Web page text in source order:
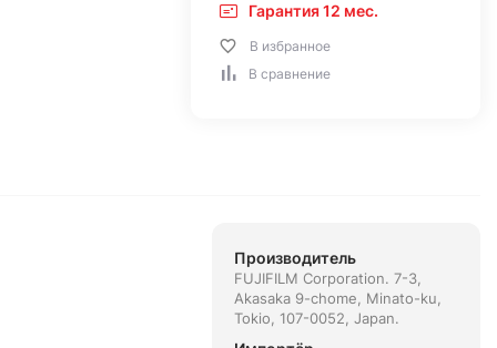
Гарантия 12 мес.
В избранное
В сравнение
Производитель
FUJIFILM Corporation. 7-3,
Akasaka 9-chome, Minato-ku,
Tokio, 107-0052, Japan.